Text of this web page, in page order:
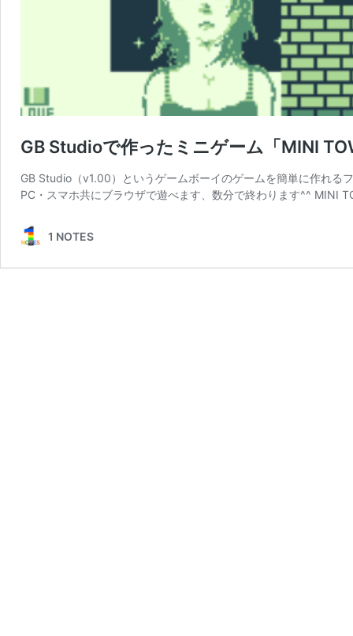
GB Studioで作ったミニゲーム「MINI
GB Studio（v1.00）というゲームボーイのゲームを簡単に作れる
PC・スマホ共にブラウザで遊べます、数分で終わります^^ MINI
1 NOTES